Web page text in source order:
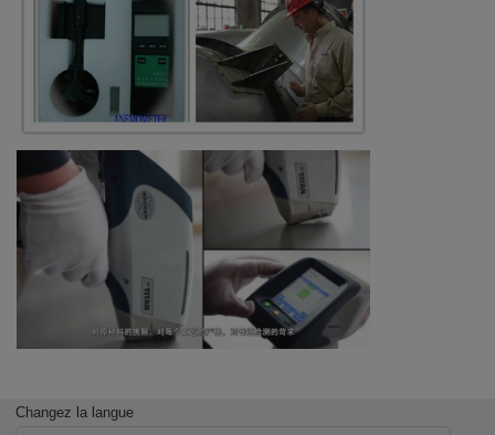
Changez la langue